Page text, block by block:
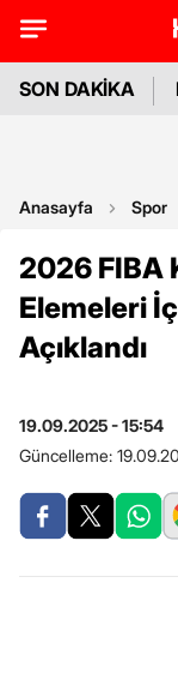
SON DAKİKA
Anasayfa Spor
2026 FIBA
Elemeleri
Açıklandı
19.09.2025 - 15:54
Güncelleme: